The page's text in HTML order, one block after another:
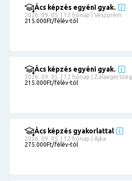
Ács képzés egyéni gyak.
2026. 09. 05. | 12 hónap | Veszprém
215.000Ft/félév-tól
Ács képzés egyéni gyak.
2026. 09. 05. | 12 hónap | Zalaegerszeg
215.000Ft/félév-tól
Ács képzés gyakorlattal
2026. 09. 05. | 12 hónap | Ajka
275.000Ft/félév-tól